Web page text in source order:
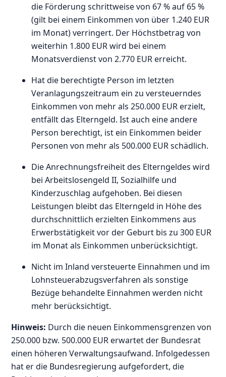
die Förderung schrittweise von 67 % auf 65 %
(gilt bei einem Einkommen von über 1.240 EUR
im Monat) verringert. Der Höchstbetrag von
weiterhin 1.800 EUR wird bei einem
Monatsverdienst von 2.770 EUR erreicht.
Hat die berechtigte Person im letzten
Veranlagungszeitraum ein zu versteuerndes
Einkommen von mehr als 250.000 EUR erzielt,
entfällt das Elterngeld. Ist auch eine andere
Person berechtigt, ist ein Einkommen beider
Personen von mehr als 500.000 EUR schädlich.
Die Anrechnungsfreiheit des Elterngeldes wird
bei Arbeitslosengeld II, Sozialhilfe und
Kinderzuschlag aufgehoben. Bei diesen
Leistungen bleibt das Elterngeld in Höhe des
durchschnittlich erzielten Einkommens aus
Erwerbstätigkeit vor der Geburt bis zu 300 EUR
im Monat als Einkommen unberücksichtigt.
Nicht im Inland versteuerte Einnahmen und im
Lohnsteuerabzugsverfahren als sonstige
Bezüge behandelte Einnahmen werden nicht
mehr berücksichtigt.
Hinweis: Durch die neuen Einkommensgrenzen von
250.000 bzw. 500.000 EUR erwartet der Bundesrat
einen höheren Verwaltungsaufwand. Infolgedessen
hat er die Bundesregierung aufgefordert, die